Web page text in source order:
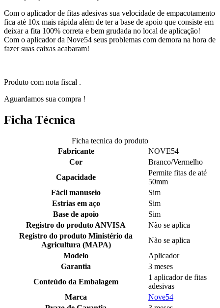
Com o aplicador de fitas adesivas sua velocidade de empacotamento
fica até 10x mais rápida além de ter a base de apoio que consiste em
deixar a fita 100% correta e bem grudada no local de aplicação!
Com o aplicador da Nove54 seus problemas com demora na hora de
fazer suas caixas acabaram!
Produto com nota fiscal .
Aguardamos sua compra !
Ficha Técnica
Ficha tecnica do produto
Fabricante
NOVE54
Cor
Branco/Vermelho
Capacidade
Permite fitas de até
50mm
Fácil manuseio
Sim
Estrias em aço
Sim
Base de apoio
Sim
Registro do produto ANVISA
Não se aplica
Registro do produto Ministério da
Agricultura (MAPA)
Não se aplica
Modelo
Aplicador
Garantia
3 meses
Conteúdo da Embalagem
1 aplicador de fitas
adesivas
Marca
Nove54